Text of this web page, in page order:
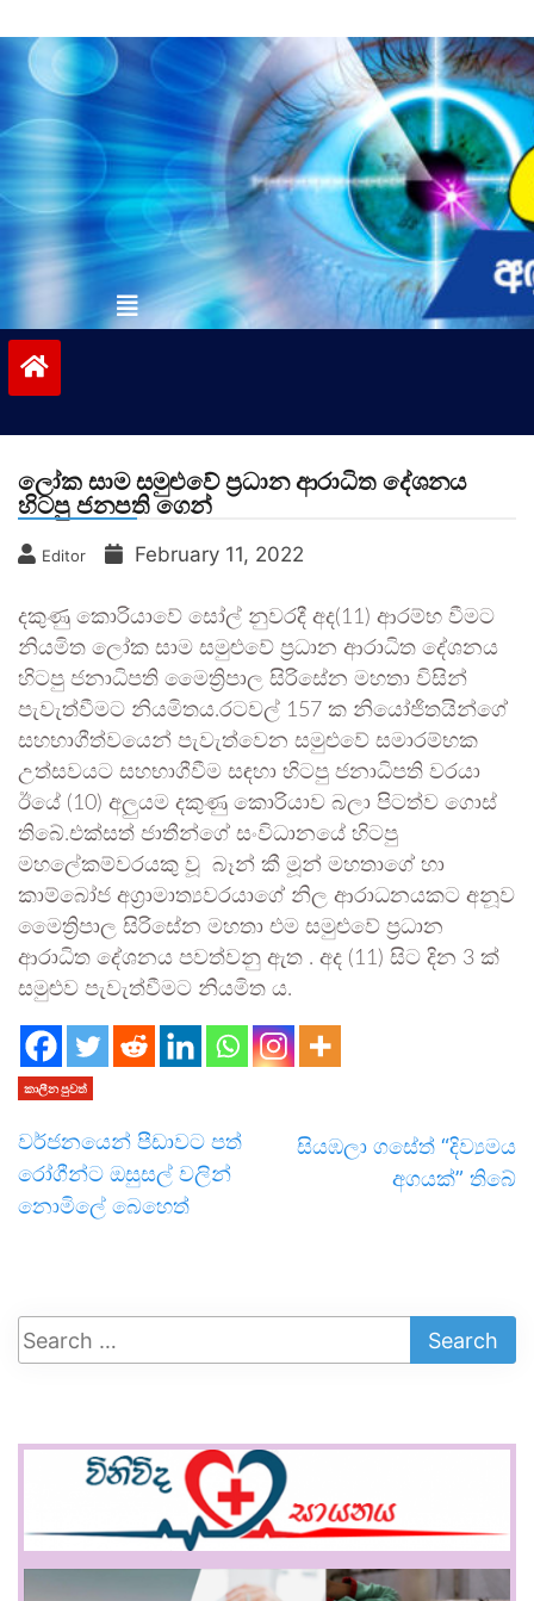
to
contentvinivida.lk
ලෝක සාම සමුළුවේ ප්‍රධාන ආරාධිත දේශනය
හිටපු ජනපති ගෙන්
Editor February 11, 2022
දකුණු කොරියාවේ සෝල් නුවරදී අද(11) ආරම්භ වීමට
නියමිත ලෝක සාම සමුළුවේ ප්‍රධාන ආරාධිත දේශනය
හිටපු ජනාධිපති මෛත්‍රිපාල සිරිසේන මහතා විසින්
පැවැත්වීමට නියමිතය.රටවල් 157 ක නියෝජිතයින්ගේ
සහභාගීත්වයෙන් පැවැත්වෙන සමුළුවේ සමාරම්භක
උත්සවයට සහභාගීවීම සඳහා හිටපු ජනාධිපති වරයා
ඊයේ (10) අලුයම දකුණු කොරියාව බලා පිටත්ව ගොස්
තිබේ.එක්සත් ජාතීන්ගේ සංවිධානයේ හිටපු
මහලේකම්වරයකු වූ බෑන් කී මූන් මහතාගේ හා
කාම්බෝජ අග්‍රාමාත්‍යවරයාගේ නිල ආරාධනයකට අනූව
මෛත්‍රිපාල සිරිසේන මහතා එම සමුළුවේ ප්‍රධාන
ආරාධිත දේශනය පවත්වනු ඇත . අද (11) සිට දින 3 ක්
සමුළුව පැවැත්වීමට නියමිත ය.
කාලීන පුවත්
වර්ජනයෙන් පීඩාවට පත්
රෝගීන්ට ඔසුසල් වලින්
නොමිලේ බෙහෙත්
සියඹලා ගසේත් “දිව්‍යමය
අගයක්” තිබේ